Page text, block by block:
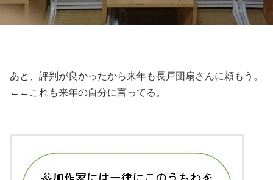
あと、評判が良かったから来年も長戸団扇さんに頼もう。
←←これも来年の自分に言ってる。